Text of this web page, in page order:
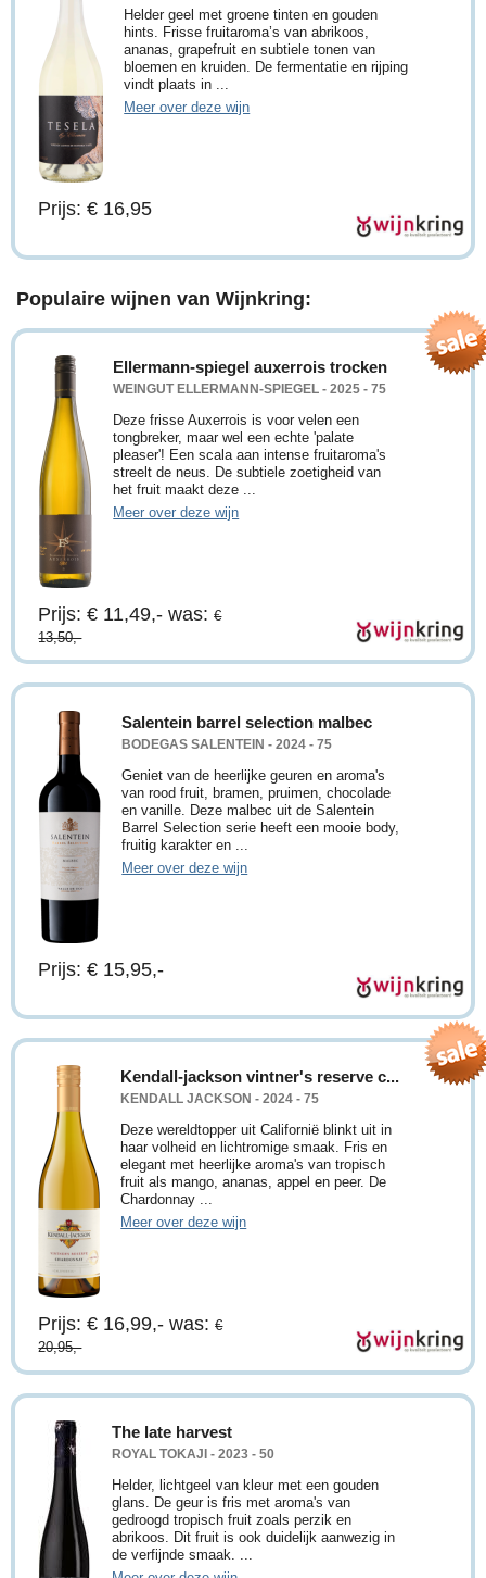
Helder geel met groene tinten en gouden
hints. Frisse fruitaroma’s van abrikoos,
ananas, grapefruit en subtiele tonen van
bloemen en kruiden. De fermentatie en rijping
vindt plaats in ...
Meer over deze wijn
Prijs: € 16,95
Populaire wijnen van Wijnkring:
Ellermann-spiegel auxerrois trocken
WEINGUT ELLERMANN-SPIEGEL - 2025 - 75
Deze frisse Auxerrois is voor velen een
tongbreker, maar wel een echte 'palate
pleaser'! Een scala aan intense fruitaroma's
streelt de neus. De subtiele zoetigheid van
het fruit maakt deze ...
Meer over deze wijn
Prijs: € 11,49,-was:€
13,50,-
Salentein barrel selection malbec
BODEGAS SALENTEIN - 2024 - 75
Geniet van de heerlijke geuren en aroma's
van rood fruit, bramen, pruimen, chocolade
en vanille. Deze malbec uit de Salentein
Barrel Selection serie heeft een mooie body,
fruitig karakter en ...
Meer over deze wijn
Prijs: € 15,95,-
Kendall-jackson vintner's reserve c...
KENDALL JACKSON - 2024 - 75
Deze wereldtopper uit Californië blinkt uit in
haar volheid en lichtromige smaak. Fris en
elegant met heerlijke aroma's van tropisch
fruit als mango, ananas, appel en peer. De
Chardonnay ...
Meer over deze wijn
Prijs: € 16,99,-was:€
20,95,-
The late harvest
ROYAL TOKAJI - 2023 - 50
Helder, lichtgeel van kleur met een gouden
glans. De geur is fris met aroma's van
gedroogd tropisch fruit zoals perzik en
abrikoos. Dit fruit is ook duidelijk aanwezig in
de verfijnde smaak. ...